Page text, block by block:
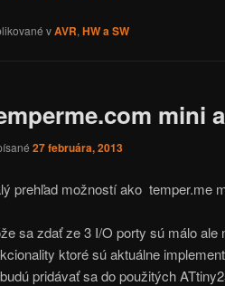
vAVR, HW a SW
mini
27 februára, 2013
prehľad možností ako temper.me
sa zdať ze 3 I/O porty sú málo
ktoré sú aktuálne
pridávať sa do použitých